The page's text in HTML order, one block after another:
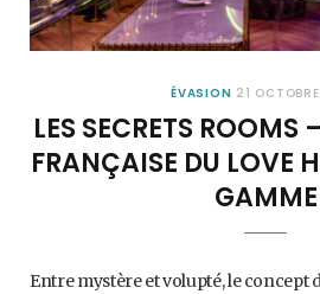
ÉVASION 21
LES SECRETS ROOMS
FRANÇAISE DU LOVE
GAMME
Entre mystère et volupté, le concept